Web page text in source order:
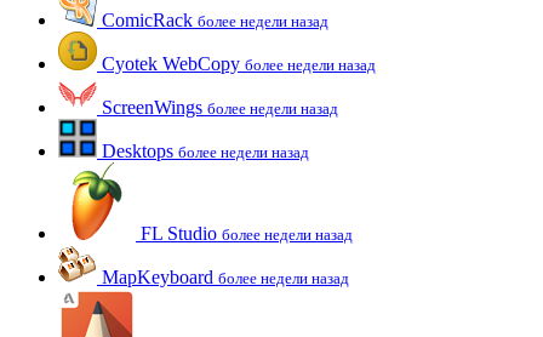
ComicRack более недели назад
Cyotek WebCopy более недели назад
ScreenWings более недели назад
Desktops более недели назад
FL Studio более недели назад
MapKeyboard более недели назад